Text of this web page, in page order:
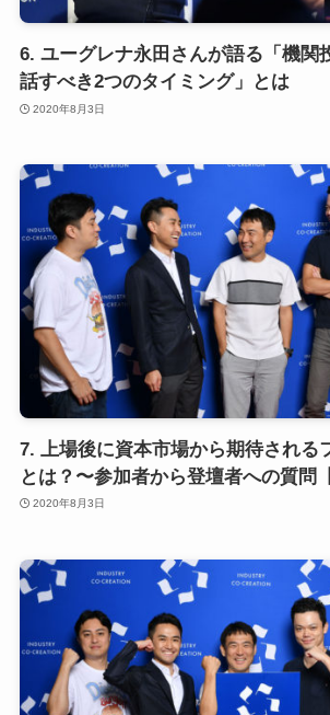
6. ユーグレナ永田さんが語る「機関
話すべき2つのタイミング」とは
2020年8月3日
7. 上場後に資本市場から期待される
とは？〜参加者から登壇者への質問
2020年8月3日